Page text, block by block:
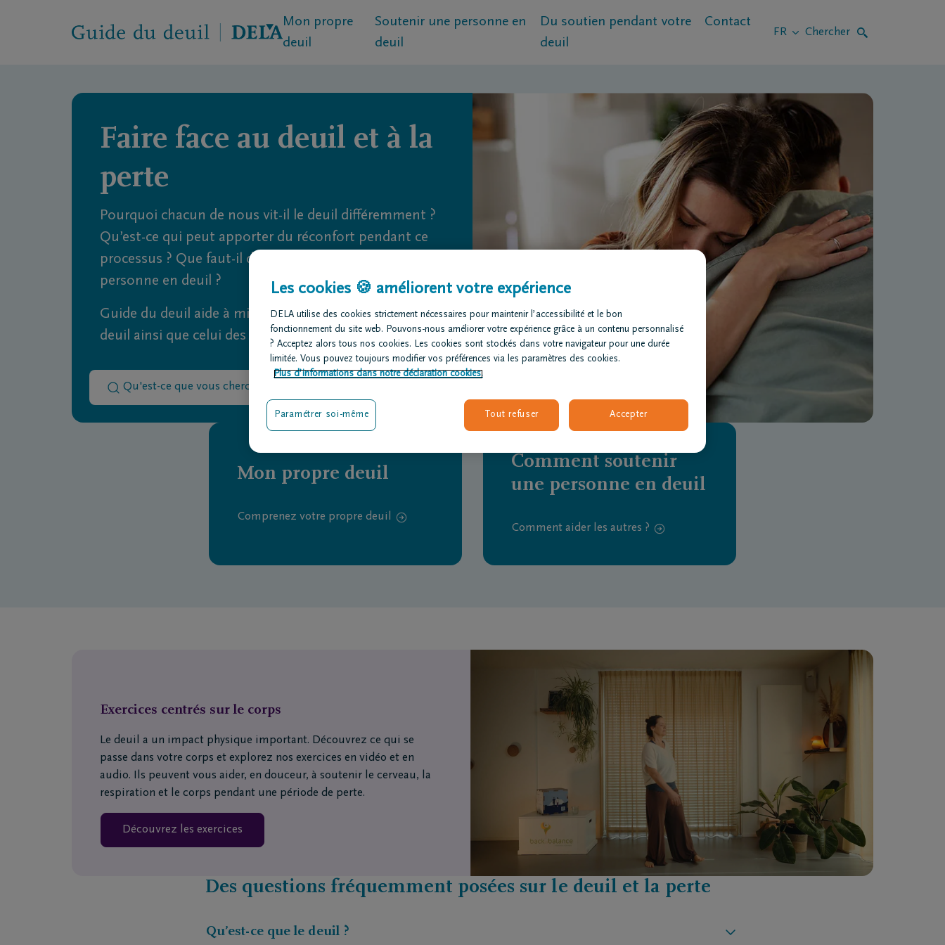
Mon propre
deuil
Soutenir une personne en
deuil
Du soutien pendant votre
deuil
Contact
Qu’est-ce que le deuil ?Quel est l’impact du deuil ?Qui avez-vous perdu ? Circonstances du décèsQu’est-ce qui peut aider ?
Chercher
FR
Chercher
Faire face au deuil et à la
perte
Pourquoi chacun de nous vit-il le deuil différemment ?
Qu’est-ce qui peut apporter du réconfort pendant ce
processus ? Que faut-il dire ou éviter de dire à une
personne en deuil ?
Guide du deuil aide à mieux comprendre son propre
deuil ainsi que celui des autres.
Mon propre deuil
Comprenez votre propre deuil
Comment soutenir
une personne en deuil
Comment aider les autres ?
Exercices centrés sur le corps
Le deuil a un impact physique important. Découvrez ce qui se
passe dans votre corps et explorez nos exercices en vidéo et en
audio. Ils peuvent vous aider, en douceur, à soutenir le cerveau, la
respiration et le corps pendant une période de perte.
Découvrez les exercices
Des questions fréquemment posées sur le deuil et la perte
Qu’est-ce que le deuil ?
Les cookies 🍪 améliorent votre expérience
DELA utilise des cookies strictement nécessaires pour maintenir l’accessibilité et le bon
fonctionnement du site web. Pouvons-nous améliorer votre expérience grâce à un contenu personnalisé
? Acceptez alors tous nos cookies. Les cookies sont stockés dans votre navigateur pour une durée
limitée. Vous pouvez toujours modifier vos préférences via les paramètres des cookies.
Plus d’informations dans notre déclaration cookies.
Tout refuser Accepter
Paramétrer soi-même